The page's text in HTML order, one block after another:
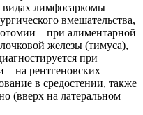
видах лимфосаркомы
вмешательства,
– при алиментарной
железы (тимуса),
при
– на рентгеновских
в средостении, также
(вверх на латеральном –